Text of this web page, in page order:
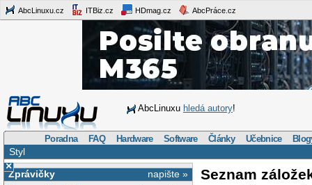
AbcLinuxu.cz ITBiz.cz HDmag.cz AbcPráce.cz
AbcLinuxu hledá autory!
Poradna FAQ Hardware Software Články Učebnice
Styl
×
napište »
Zprávičky
Seznam